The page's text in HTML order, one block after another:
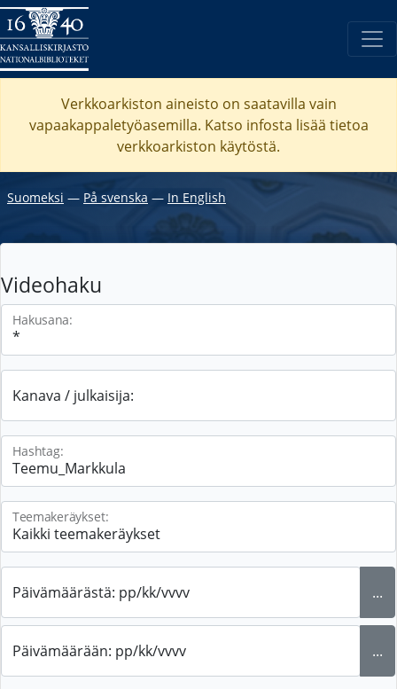
Verkkoarkiston aineisto on saatavilla vain
vapaakappaletyöasemilla. Katso infosta lisää tietoa
verkkoarkiston käytöstä.
Suomeksi ― På svenska ― In English
Videohaku
Hakusana:
Kanava / julkaisija:
Hashtag:
Teemakeräykset:
Päivämäärästä: pp/kk/vvvv ...
Päivämäärään: pp/kk/vvvv ...